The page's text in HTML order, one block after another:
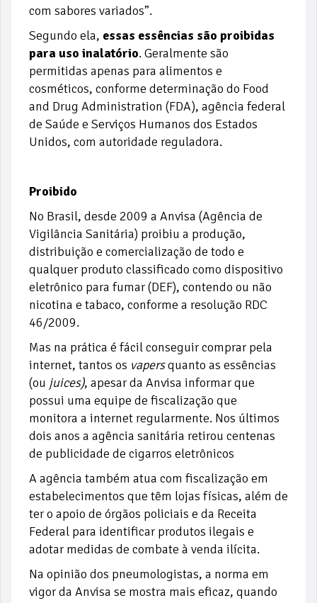
com sabores variados”.
Segundo ela, essas essências são proibidas
para uso inalatório. Geralmente são
permitidas apenas para alimentos e
cosméticos, conforme determinação do Food
and Drug Administration (FDA), agência federal
de Saúde e Serviços Humanos dos Estados
Unidos, com autoridade reguladora.
Proibido
No Brasil, desde 2009 a Anvisa (Agência de
Vigilância Sanitária) proibiu a produção,
distribuição e comercialização de todo e
qualquer produto classificado como dispositivo
eletrônico para fumar (DEF), contendo ou não
nicotina e tabaco, conforme a resolução RDC
46/2009.
Mas na prática é fácil conseguir comprar pela
internet, tantos os vapersquanto as essências
(ou juices), apesar da Anvisa informar que
possui uma equipe de fiscalização que
monitora a internet regularmente. Nos últimos
dois anos a agência sanitária retirou centenas
de publicidade de cigarros eletrônicos
A agência também atua com fiscalização em
estabelecimentos que têm lojas físicas, além de
ter o apoio de órgãos policiais e da Receita
Federal para identificar produtos ilegais e
adotar medidas de combate à venda ilícita.
Na opinião dos pneumologistas, a norma em
vigor da Anvisa se mostra mais eficaz, quando